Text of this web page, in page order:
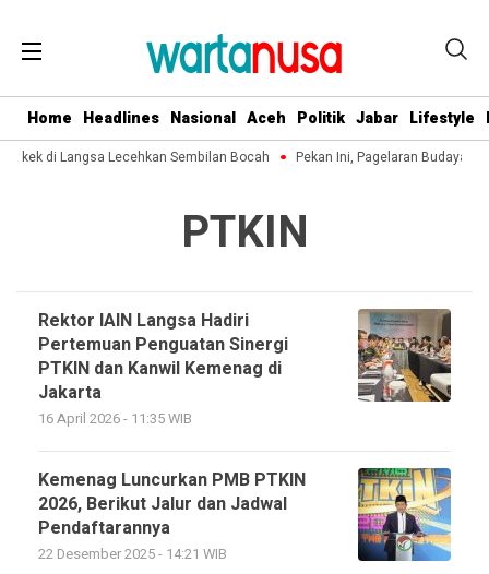
Home Headlines Nasional Aceh Politik Jabar Lifestyle
Kakek di Langsa Lecehkan Sembilan Bocah Pekan Ini, Pagelaran Budaya
PTKIN
Rektor IAIN Langsa Hadiri
Pertemuan Penguatan Sinergi
PTKIN dan Kanwil Kemenag di
Jakarta
16 April 2026 - 11:35 WIB
Kemenag Luncurkan PMB PTKIN
2026, Berikut Jalur dan Jadwal
Pendaftarannya
22 Desember 2025 - 14:21 WIB